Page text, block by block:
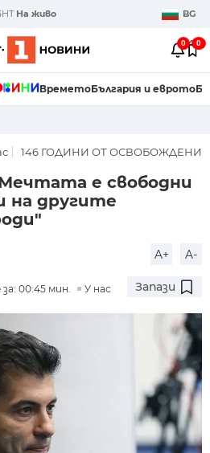
На живо BG
0 0
ВреметоБългария и еврото
146 ГОДИНИ ОТ
е свободни
на другите
A+ A-
00:45 мин. У нас Запази